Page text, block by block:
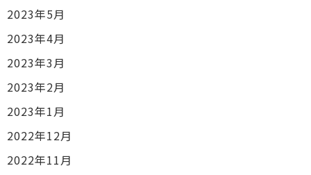
2023年5月
2023年4月
2023年3月
2023年2月
2023年1月
2022年12月
2022年11月